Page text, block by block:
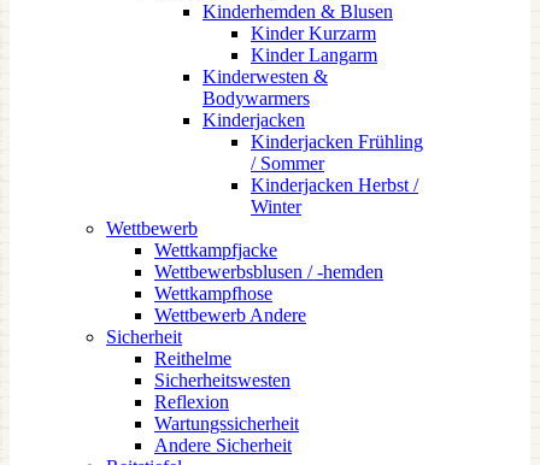
Kinderhemden & Blusen
Kinder Kurzarm
Kinder Langarm
Kinderwesten &
Bodywarmers
Kinderjacken
Kinderjacken Frühling
/ Sommer
Kinderjacken Herbst /
Winter
Wettbewerb
Wettkampfjacke
Wettbewerbsblusen / -hemden
Wettkampfhose
Wettbewerb Andere
Sicherheit
Reithelme
Sicherheitswesten
Reflexion
Wartungssicherheit
Andere Sicherheit